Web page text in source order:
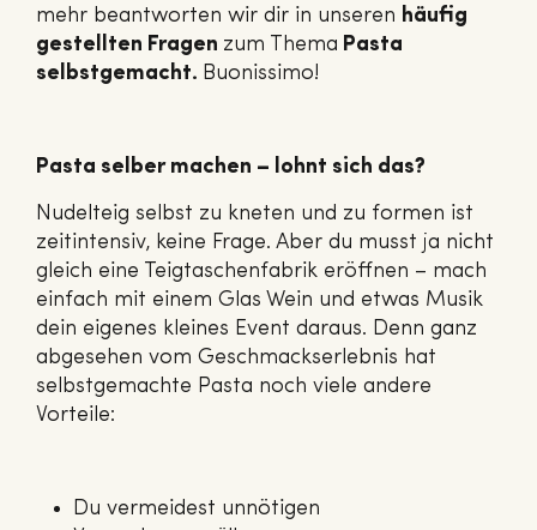
mehr beantworten wir dir in unseren häufig
gestellten Fragen zum Thema Pasta
selbstgemacht. Buonissimo!
Pasta selber machen – lohnt sich das?
Nudelteig selbst zu kneten und zu formen ist
zeitintensiv, keine Frage. Aber du musst ja nicht
gleich eine Teigtaschenfabrik eröffnen – mach
einfach mit einem Glas Wein und etwas Musik
dein eigenes kleines Event daraus. Denn ganz
abgesehen vom Geschmackserlebnis hat
selbstgemachte Pasta noch viele andere
Vorteile:
Du vermeidest unnötigen